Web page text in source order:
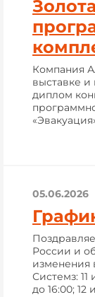
Компания
выставке
диплом
05.06.2026
России и
изменения
Системз:
до 16:00;